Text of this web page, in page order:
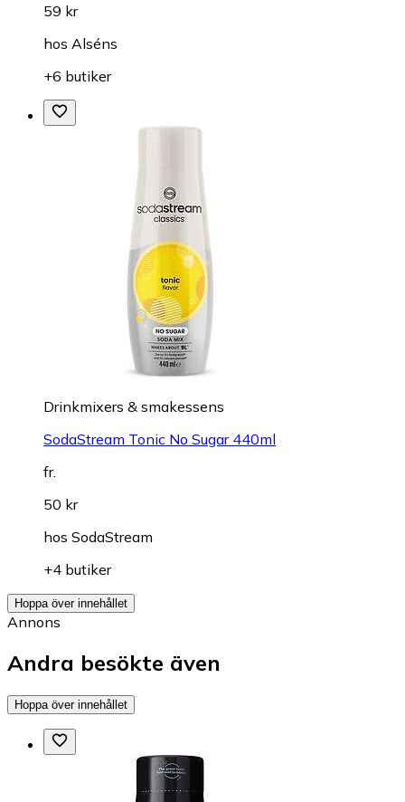
59 kr
hos Alséns
+6 butiker
Drinkmixers & smakessens
SodaStream Tonic No Sugar 440ml
fr.
50 kr
hos SodaStream
+4 butiker
Hoppa över innehållet
Annons
Andra besökte även
Hoppa över innehållet